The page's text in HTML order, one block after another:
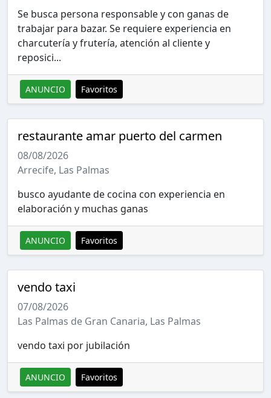
Se busca persona responsable y con ganas de
trabajar para bazar. Se requiere experiencia en
charcutería y frutería, atención al cliente y
reposici...
ANUNCIO Favoritos
restaurante amar puerto del carmen
08/08/2026
Arrecife, Las Palmas
busco ayudante de cocina con experiencia en
elaboración y muchas ganas
ANUNCIO Favoritos
vendo taxi
07/08/2026
Las Palmas de Gran Canaria, Las Palmas
vendo taxi por jubilación
ANUNCIO Favoritos